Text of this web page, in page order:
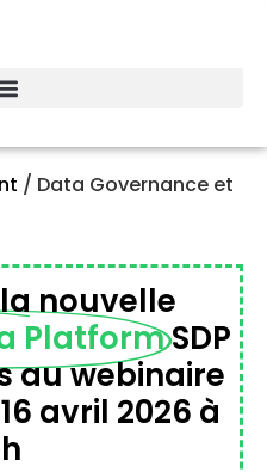
/ Data Governance et
nouvelle
PlatformSDP
au webinaire
avril 2026 à